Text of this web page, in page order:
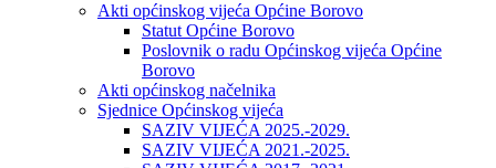
Akti općinskog vijeća Općine Borovo
Statut Općine Borovo
Poslovnik o radu Općinskog vijeća Općine
Borovo
Akti općinskog načelnika
Sjednice Općinskog vijeća
SAZIV VIJEĆA 2025.-2029.
SAZIV VIJEĆA 2021.-2025.